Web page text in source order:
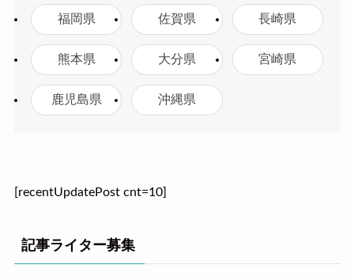
福岡県 佐賀県 長崎県
熊本県 大分県 宮崎県
鹿児島県 沖縄県
[recentUpdatePost cnt=10]
記事ライター募集